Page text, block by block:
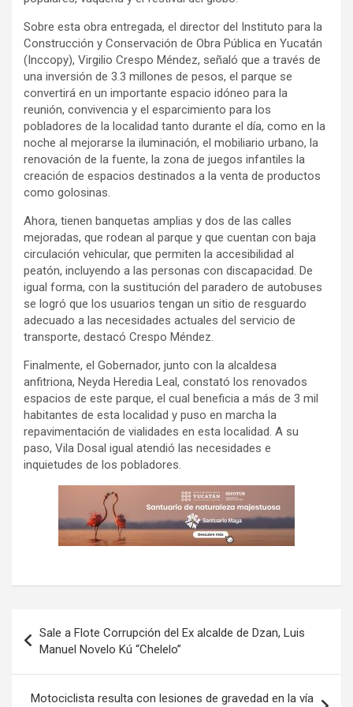
Sobre esta obra entregada, el director del Instituto para la
Construcción y Conservación de Obra Pública en Yucatán
(Inccopy), Virgilio Crespo Méndez, señaló que a través de
una inversión de 3.3 millones de pesos, el parque se
convertirá en un importante espacio idóneo para la
reunión, convivencia y el esparcimiento para los
pobladores de la localidad tanto durante el día, como en la
noche al mejorarse la iluminación, el mobiliario urbano, la
renovación de la fuente, la zona de juegos infantiles la
creación de espacios destinados a la venta de productos
como golosinas.
Ahora, tienen banquetas amplias y dos de las calles
mejoradas, que rodean al parque y que cuentan con baja
circulación vehicular, que permiten la accesibilidad al
peatón, incluyendo a las personas con discapacidad. De
igual forma, con la sustitución del paradero de autobuses
se logró que los usuarios tengan un sitio de resguardo
adecuado a las necesidades actuales del servicio de
transporte, destacó Crespo Méndez.
Finalmente, el Gobernador, junto con la alcaldesa
anfitriona, Neyda Heredia Leal, constató los renovados
espacios de este parque, el cual beneficia a más de 3 mil
habitantes de esta localidad y puso en marcha la
repavimentación de vialidades en esta localidad. A su
paso, Vila Dosal igual atendió las necesidades e
inquietudes de los pobladores.
de
entradas
Sale a Flote Corrupción del Ex alcalde de Dzan, Luis
Manuel Novelo Kú “Chelelo”
Motociclista resulta con lesiones de gravedad en la vía